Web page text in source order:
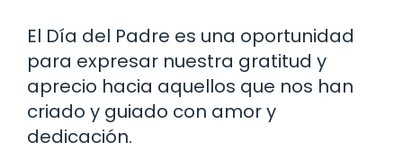
El Día del Padre es una oportunidad
para expresar nuestra gratitud y
aprecio hacia aquellos que nos han
criado y guiado con amor y
dedicación.